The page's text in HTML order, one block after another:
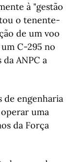
à "gestão
o tenente-
de um voo
C-295 no
ANPC a
de engenharia
uma
da Força